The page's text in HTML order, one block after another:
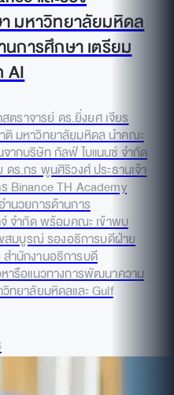
มหาวิทยาลัยมหิดล
การศึกษา เตรียม
AI
ตราจารย์ ดร.ยิ่งยศ เจียร
มหาวิทยาลัยมหิดล นำคณะ
ากบริษัท กัลฟ์ ไบแนนซ์ จำกัด
ดร.กร พูนศิริวงศ์ ประธานเจ้า
Binance TH Academy
นวยการด้านการ
จำกัด พร้อมคณะ เข้าพบ
สมบูรณ์ รองอธิการบดีฝ่าย
ำนักงานอธิการบดี
ารือแนวทางการพัฒนาความ
ทยาลัยมหิดลและ Gulf